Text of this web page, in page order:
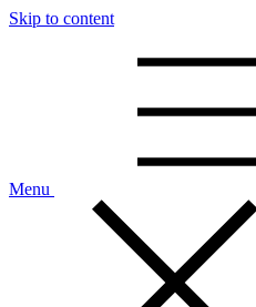
Skip to content
Menu